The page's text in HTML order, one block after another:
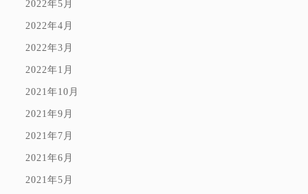
2022年5月
2022年4月
2022年3月
2022年1月
2021年10月
2021年9月
2021年7月
2021年6月
2021年5月